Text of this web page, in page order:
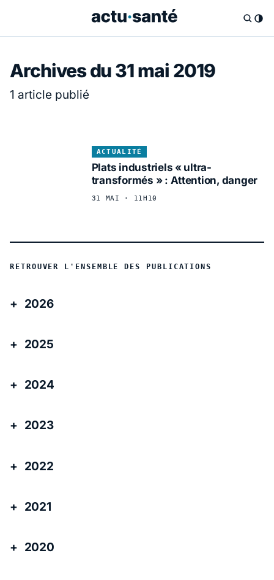
Archives du 31 mai 2019
1 article publié
ACTUALITÉ
Plats industriels « ultra-
transformés » : Attention, danger
31 MAI · 11H10
RETROUVER L'ENSEMBLE DES PUBLICATIONS
2026
2025
2024
2023
2022
2021
2020